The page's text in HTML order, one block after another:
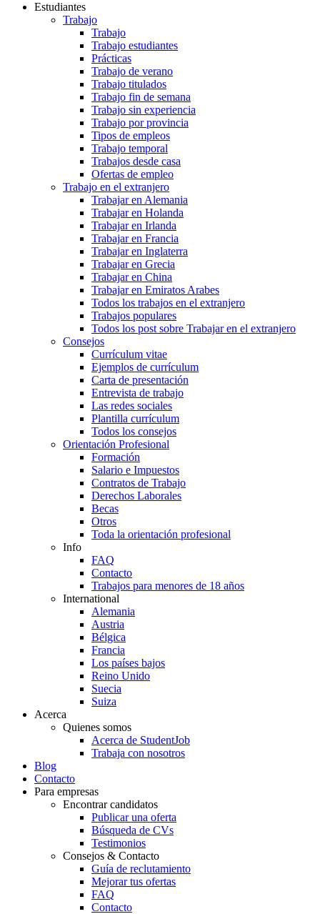
Estudiantes
Trabajo
Trabajo
Trabajo estudiantes
Prácticas
Trabajo de verano
Trabajo titulados
Trabajo fin de semana
Trabajo sin experiencia
Trabajo por provincia
Tipos de empleos
Trabajo temporal
Trabajos desde casa
Ofertas de empleo
Trabajo en el extranjero
Trabajar en Alemania
Trabajar en Holanda
Trabajar en Irlanda
Trabajar en Francia
Trabajar en Inglaterra
Trabajar en Grecia
Trabajar en China
Trabajar en Emiratos Arabes
Todos los trabajos en el extranjero
Trabajos populares
Todos los post sobre Trabajar en el extranjero
Consejos
Currículum vitae
Ejemplos de currículum
Carta de presentación
Entrevista de trabajo
Las redes sociales
Plantilla currículum
Todos los consejos
Orientación Profesional
Formación
Salario e Impuestos
Contratos de Trabajo
Derechos Laborales
Becas
Otros
Toda la orientación profesional
Info
FAQ
Contacto
Trabajos para menores de 18 años
International
Alemania
Austria
Bélgica
Francia
Los países bajos
Reino Unido
Suecia
Suiza
Acerca
Quienes somos
Acerca de StudentJob
Trabaja con nosotros
Blog
Contacto
Para empresas
Encontrar candidatos
Publicar una oferta
Búsqueda de CVs
Testimonios
Consejos & Contacto
Guía de reclutamiento
Mejorar tus ofertas
FAQ
Contacto